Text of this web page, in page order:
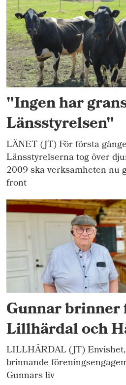
"Ingen har
Länsstyrelsen"
LÄNET (JT) För första
Länsstyrelserna tog över
2009 ska verksamheten nu
front
Gunnar brinner
Lillhärdal och
LILLHÄRDAL (JT)
brinnande
Gunnars liv